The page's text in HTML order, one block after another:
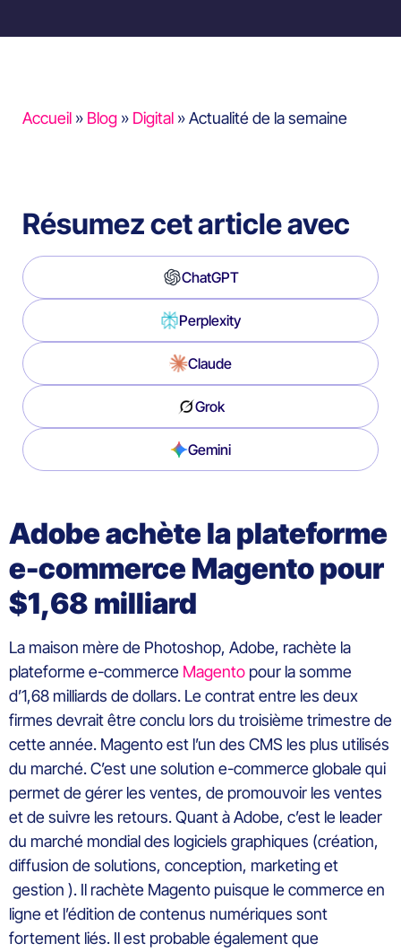
Accueil » Blog » Digital »Actualité de la semaine
Résumez cet article avec
ChatGPT
Perplexity
Claude
Grok
Gemini
Adobe achète la plateforme
e-commerce Magento pour
$1,68 milliard
La maison mère de Photoshop, Adobe, rachète la
plateforme e-commerce Magento pour la somme
d’1,68 milliards de dollars. Le contrat entre les deux
firmes devrait être conclu lors du troisième trimestre de
cette année. Magento est l’un des CMS les plus utilisés
du marché. C’est une solution e-commerce globale qui
permet de gérer les ventes, de promouvoir les ventes
et de suivre les retours. Quant à Adobe, c’est le leader
du marché mondial des logiciels graphiques (création,
diffusion de solutions, conception, marketing et
gestion ). Il rachète Magento puisque le commerce en
ligne et l’édition de contenus numériques sont
fortement liés. Il est probable également que